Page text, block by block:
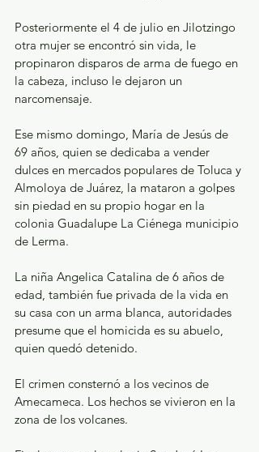
Posteriormente el 4 de julio en Jilotzingo
otra mujer se encontró sin vida, le
propinaron disparos de arma de fuego en
la cabeza, incluso le dejaron un
narcomensaje.
Ese mismo domingo, María de Jesús de
69 años, quien se dedicaba a vender
dulces en mercados populares de Toluca y
Almoloya de Juárez, la mataron a golpes
sin piedad en su propio hogar en la
colonia Guadalupe La Ciénega municipio
de Lerma.
La niña Angelica Catalina de 6 años de
edad, también fue privada de la vida en
su casa con un arma blanca, autoridades
presume que el homicida es su abuelo,
quien quedó detenido.
El crimen consternó a los vecinos de
Amecameca. Los hechos se vivieron en la
zona de los volcanes.